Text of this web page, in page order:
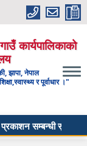
कार्यपालिकाको
झापा, नेपाल
र पूर्वाधार ।"
सम्बन्धी सूचना -